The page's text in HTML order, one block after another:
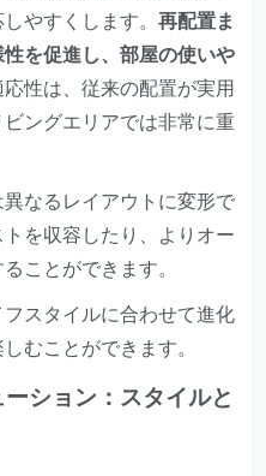
やすくします。再配置ま
を促進し、部屋の使いや
応性は、従来の配置が実用
ングエリアでは非常に重
なるレイアウトに変形で
を収容したり、よりオー
ことができます。
スタイルに合わせて進化
むことができます。
ション：スタイルと